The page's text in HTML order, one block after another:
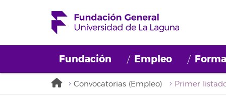
Fundación Empleo
Convocatorias (Empleo)